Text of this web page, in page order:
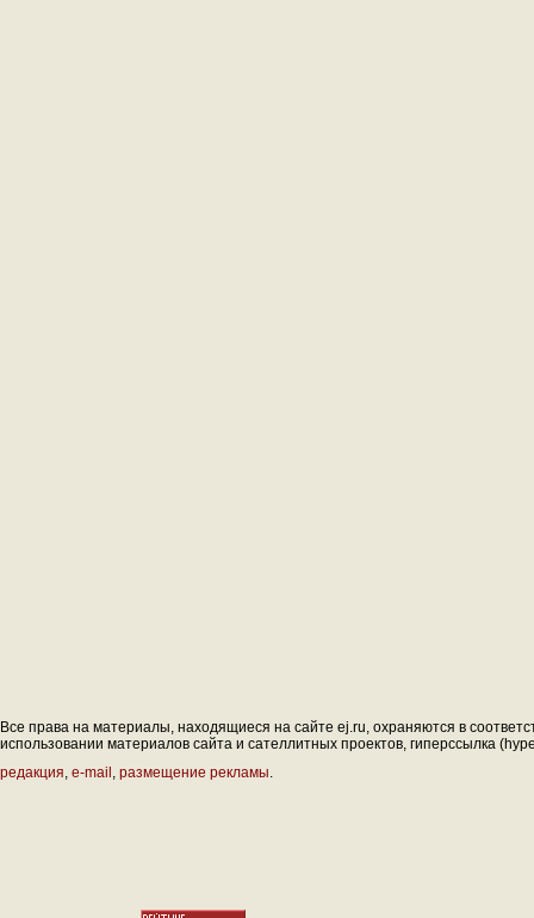
Все права на материалы, находящиеся на сайте ej.ru, охраняются в
использовании материалов сайта и сателлитных проектов, гиперссылка
редакция, e-mail , размещение рекламы.